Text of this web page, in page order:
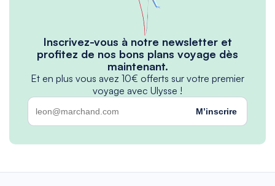
Inscrivez-vous à notre newsletter et
profitez de nos bons plans voyage dès
maintenant.
Et en plus vous avez 10€ offerts sur votre premier
voyage avec Ulysse !
M’inscrire